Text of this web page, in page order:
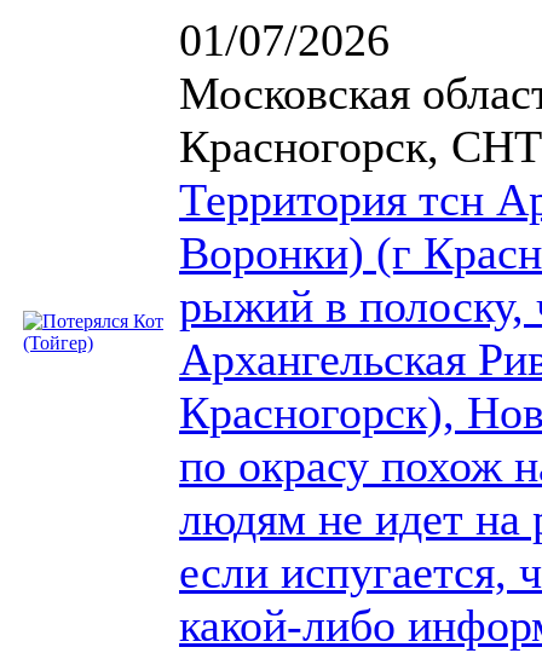
01/07/2026
Московская
Красногорск,
Территория тсн
Воронки) (г
рыжий в полоску,
Архангельская
Красногорск),
по окрасу похож
людям не идет на
если испугается,
какой-либо